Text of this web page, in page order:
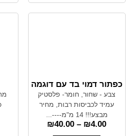
כפתור דמוי בד עם דוגמה
צבע - שחור, חומר- פלסטיק
עמיד לכביסות רבות, מחיר
מבצע!!! 14 מ"מ----...
₪4.00
–
₪40.00